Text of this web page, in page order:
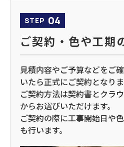
STEP 04
ご契約・色や工期
見積内容やご予算などをご
いたら正式にご契約となりま
ご契約方法は契約書とクラ
からお選びいただけます。
ご契約の際に工事開始日や
も行います。